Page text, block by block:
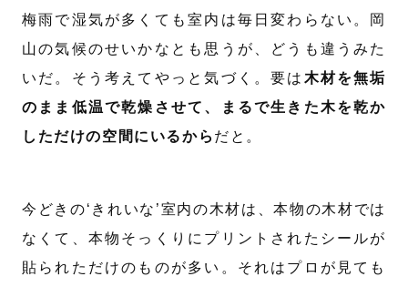
梅雨で湿気が多くても室内は毎日変わらない。岡
山の気候のせいかなとも思うが、どうも違うみた
いだ。そう考えてやっと気づく。要は 木材を無垢
のまま低温で乾燥させて、まるで生きた木を乾か
しただけの空間にいるから だと。
今どきの‘きれいな’室内の木材は、本物の木材では
なくて、本物そっくりにプリントされたシールが
貼られただけのものが多い。それはプロが見ても